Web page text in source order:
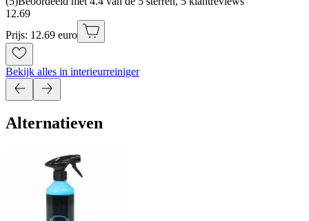
12.69
Prijs: 12.69 euro
Bekijk alles in interieurreiniger
Alternatieven